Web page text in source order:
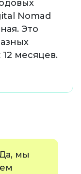
Nomad
Это
12 месяцев.
мы